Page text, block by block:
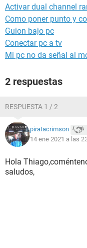
Activar dual channel
Como poner punto y
Guion bajo pc
Conectar pc a tv
Mi pc no da señal al
2 respuestas
RESPUESTA 1 / 2
piratacrimson
14 ene 2021 a las
Hola
saludos,